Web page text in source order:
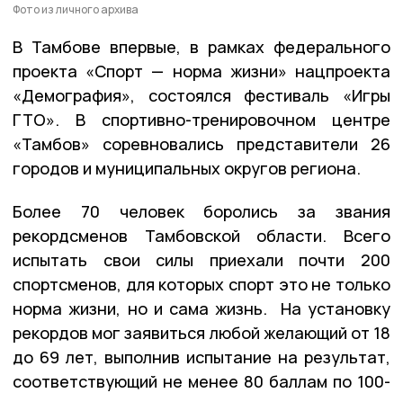
Фото из личного архива
В Тамбове впервые, в рамках федерального
проекта «Спорт — норма жизни» нацпроекта
«Демография», состоялся фестиваль «Игры
ГТО». В спортивно-тренировочном центре
«Тамбов» соревновались представители 26
городов и муниципальных округов региона.
Более 70 человек боролись за звания
рекордсменов Тамбовской области. Всего
испытать свои силы приехали почти 200
спортсменов, для которых спорт это не только
норма жизни, но и сама жизнь. На установку
рекордов мог заявиться любой желающий от 18
до 69 лет, выполнив испытание на результат,
соответствующий не менее 80 баллам по 100-